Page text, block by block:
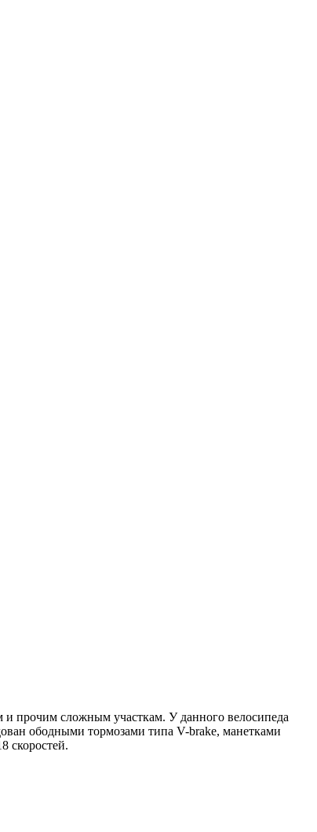
и прочим сложным участкам. У данного велосипеда
ободными тормозами типа V-brake, манетками
скоростей.